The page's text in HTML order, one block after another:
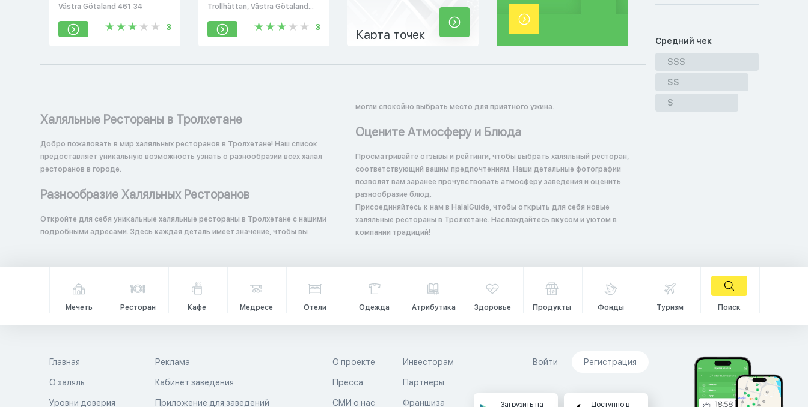
Västra Götaland 461 34
3
Trollhättan, Västra Götaland
3
Карта точек
Халяльные Рестораны в Тролхетане
Добро пожаловать в мир халяльных ресторанов в Тролхетане! Наш список
предоставляет уникальную возможность узнать о разнообразии всех халал
ресторанов в городе.
Разнообразие Халяльных Ресторанов
Откройте для себя уникальные халяльные рестораны в Тролхетане с нашими
подробными адресами. Здесь каждая деталь имеет значение, чтобы вы
могли спокойно выбрать место для приятного ужина.
Оцените Атмосферу и Блюда
Просматривайте отзывы и рейтинги, чтобы выбрать халяльный ресторан,
соответствующий вашим предпочтениям. Наши детальные фотографии
позволят вам заранее прочувствовать атмосферу заведения и оценить
разнообразие блюд.
Присоединяйтесь к нам в HalalGuide, чтобы открыть для себя новые
халяльные рестораны в Тролхетане. Наслаждайтесь вкусом и уютом в
компании традиций!
Средний чек
$$$
$$
$
Мечеть Ресторан Кафе Медресе Отели Одежда Атрибутика Здоровье Продукты Фонды Туризм Поиск
Главная
О халяль
Уровни доверия
Реклама
Кабинет заведения
Приложение для заведений
О проекте
Пресса
СМИ о нас
Инвесторам
Партнеры
Франшиза
Войти Регистрация
Загрузить на Доступно в